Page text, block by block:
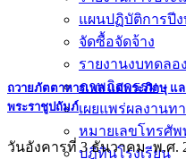
แผนปฏิบัติการปี
จัดซื้อจัดจ้าง
รายงานงบทดลอง
ภาพกิจกรรม
เผยแพร่ผลงานท
หมายเลขโทรศั
ปฎิทินโรงเรียน
ถวายภัตตาหารเพล แด่พระภิกษุ แ
พระราชูปถัมภ์
วันอังคารที่ 3 ธันวาคม พ.ศ.